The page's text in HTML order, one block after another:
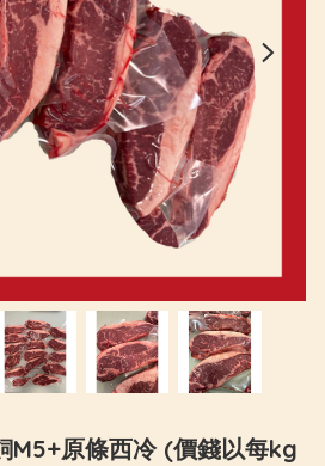
M5+原條西冷 (價錢以每kg